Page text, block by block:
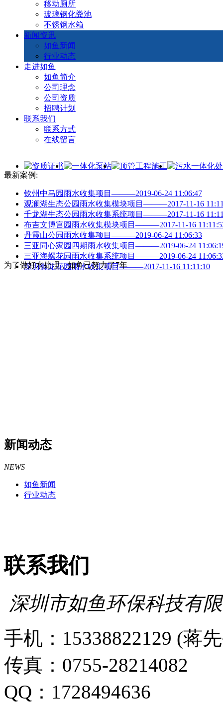
移动厕所
玻璃钢化粪池
不锈钢水箱
新闻资讯
如鱼新闻
行业动态
走进如鱼
如鱼简介
公司理念
公司资质
招聘计划
联系我们
联系方式
在线留言
最新案例:
钦州中马园雨水收集项目———2019-06-24 11:06:47
观澜湖生态公园雨水收集模块项目———2017-11-16
千龙湖生态公园雨水收集系统项目———2017-11-16
布吉文博宫园雨水收集模块项目———2017-11-16
丹霞山公园雨水收集项目———2019-06-24 11:06:33
三亚同心家园四期雨水收集项目———2019-06-24
三亚海螺花园雨水收集系统项目———2019-06-24
深圳御龙花园雨水收集项目———2017-11-16 11:11:10
为了做好水处理，如鱼已努力了7年
新闻动态
NEWS
如鱼新闻
行业动态
联系我们
深圳市如鱼环保科技有
手机：15338822129 (蒋
传真：0755-28214082
QQ：1728494636